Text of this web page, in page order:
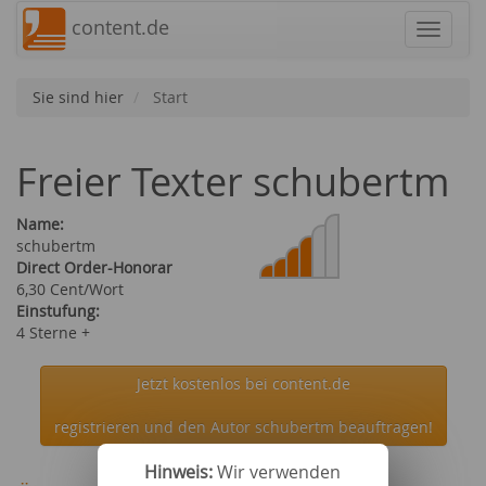
Hinweis:Wir verwenden
content.de
Sie sind hier Start
Freier Texter schubertm
Name:
schubertm
Direct Order-Honorar
6,30 Cent/Wort
Einstufung:
4 Sterne +
Jetzt kostenlos bei content.de
registrieren und den Autor schubertm beauftragen!